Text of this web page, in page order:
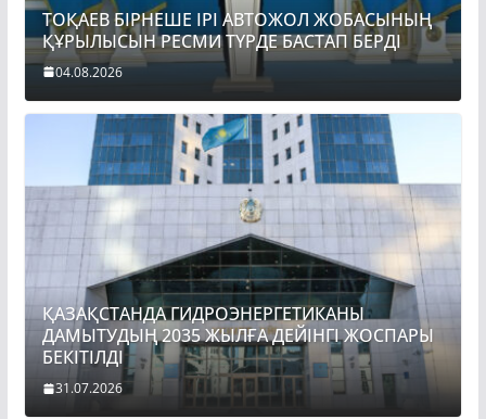
ТОҚАЕВ БІРНЕШЕ ІРІ АВТОЖОЛ ЖОБАСЫНЫҢ
ҚҰРЫЛЫСЫН РЕСМИ ТҮРДЕ БАСТАП БЕРДІ
04.08.2026
ҚАЗАҚСТАНДА ГИДРОЭНЕРГЕТИКАНЫ
ДАМЫТУДЫҢ 2035 ЖЫЛҒА ДЕЙІНГІ ЖОСПАРЫ
БЕКІТІЛДІ
31.07.2026